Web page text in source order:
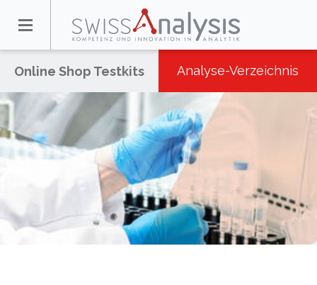
Online Shop Testkits Analyse-Verzeichnis